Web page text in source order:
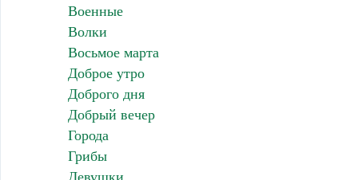
Военные
Волки
Восьмое марта
Доброе утро
Доброго дня
Добрый вечер
Города
Грибы